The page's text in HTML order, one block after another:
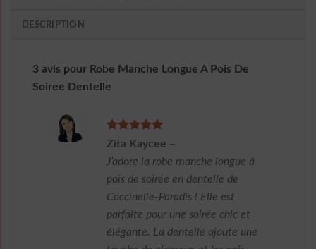
DESCRIPTION
3 avis pour Robe Manche Longue A Pois De
Soiree Dentelle
Note5sur
Zita Kaycee –
J’adore la robe manche longue à
pois de soirée en dentelle de
Coccinelle-Paradis ! Elle est
parfaite pour une soirée chic et
élégante. La dentelle ajoute une